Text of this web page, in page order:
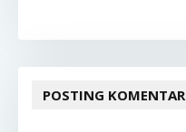
POSTING KOMENTAR